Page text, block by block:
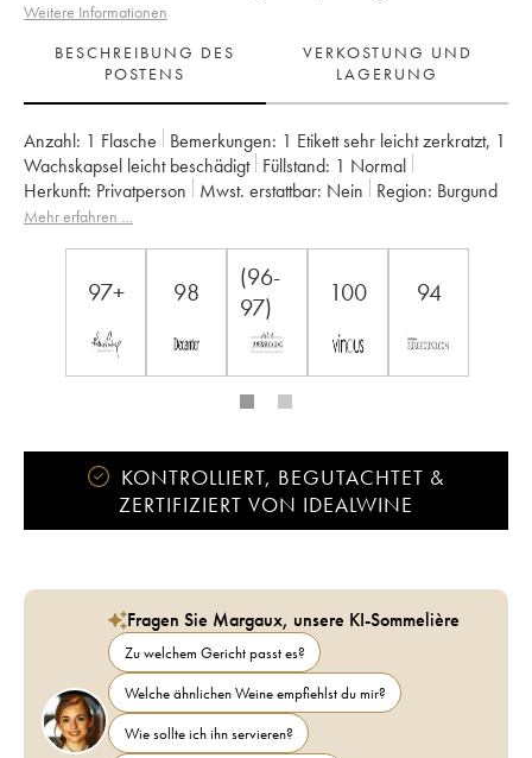
Weitere Informationen
BESCHREIBUNG DES
POSTENS
VERKOSTUNG UND
LAGERUNG
Anzahl: 1 Flasche Bemerkungen: 1 Etikett sehr leicht zerkratzt, 1
Wachskapsel leicht beschädigt Füllstand: 1 Normal
Herkunft:
privatperson Mwst. erstattbar: nein Region:
Burgund
Appellation:
Mehr erfahren …
97+ 98
(96-
97)
100 94
KONTROLLIERT, BEGUTACHTET &
ZERTIFIZIERT VON IDEALWINE
Fragen Sie Margaux, unsere KI-Sommelière
Zu welchem Gericht passt es?
Welche ähnlichen Weine empfiehlst du mir?
Wie sollte ich ihn servieren?